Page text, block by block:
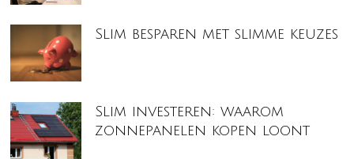
Slim besparen met slimme keuzes
Slim investeren: waarom
zonnepanelen kopen loont